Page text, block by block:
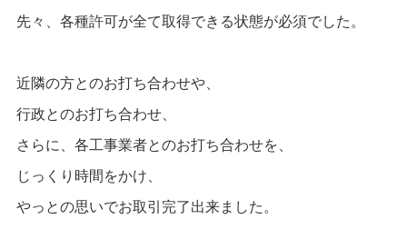
先々、各種許可が全て取得できる状態が必須でした。
近隣の方とのお打ち合わせや、
行政とのお打ち合わせ、
さらに、各工事業者とのお打ち合わせを、
じっくり時間をかけ、
やっとの思いでお取引完了出来ました。